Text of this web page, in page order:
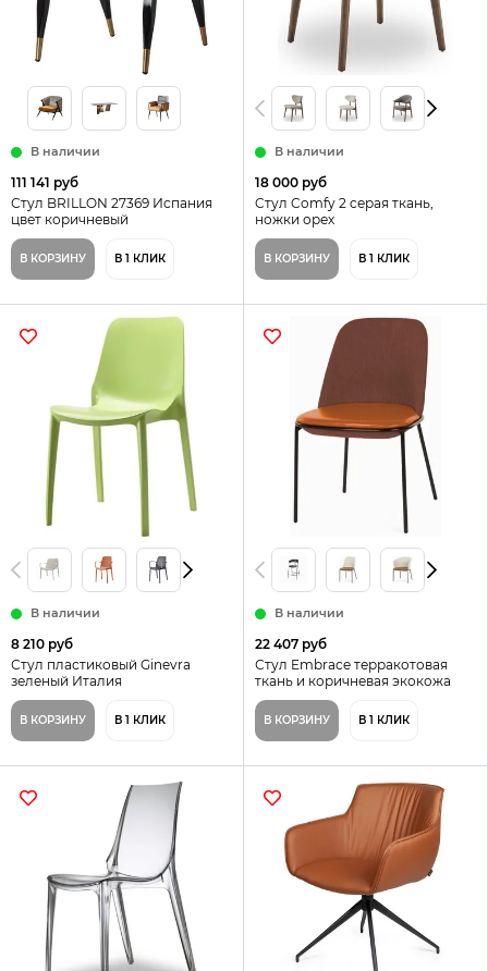
В наличии
111 141 руб
Стул BRILLON 27369 Испания
цвет коричневый
В КОРЗИНУ В 1 КЛИК
В наличии
18 000 руб
Cтул Comfy 2 cерая ткань,
ножки орех
В КОРЗИНУ В 1 КЛИК
В наличии
8 210 руб
Стул пластиковый Ginevra
зеленый Италия
В КОРЗИНУ В 1 КЛИК
В наличии
22 407 руб
Стул Embrace терракотовая
ткань и коричневая экокожа
В КОРЗИНУ В 1 КЛИК